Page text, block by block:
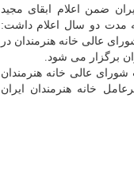
ضمن اعلام ابقای مجید
مدت دو سال اعلام داشت:
عالی خانه هنرمندان در
از سال ۱۳۹۴ با انتخاب شورای عالی خانه هنرمندان
خانه هنرمندان ایران